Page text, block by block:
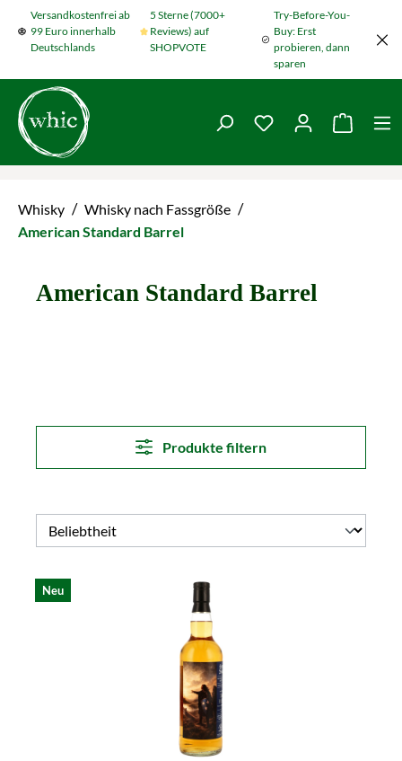
Zum Hauptinhalt springen
Versandkostenfrei ab
99 Euro innerhalb
Deutschlands
5 Sterne (7000+
Reviews) auf
SHOPVOTE
Try-Before-You-
Buy: Erst
probieren, dann
sparen
Du hast 0
Whisky / Whisky nach Fassgröße /
American Standard Barrel
American Standard Barrel
Produkte filtern
Neu